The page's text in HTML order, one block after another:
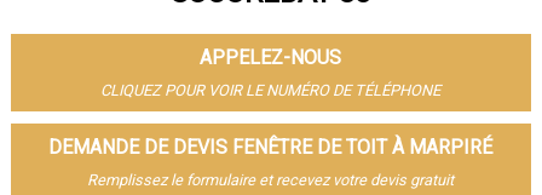
- Fenêtre de toit à Cesson-Sévigné
- Fenêtre de toit à Betton
- Fenêtre de toit à Saint-Jacques-de-la-Lande
- Fenêtre de toit à Redon
- Fenêtre de toit à Pacé
- Fenêtre de toit à Saint-Grégoire
APPELEZ-NOUS
CLIQUEZ POUR VOIR LE NUMÉRO DE TÉLÉPHONE
DEMANDE DE DEVIS FENÊTRE DE TOIT À MARPIRÉ
Remplissez le formulaire et recevez votre devis gratuit